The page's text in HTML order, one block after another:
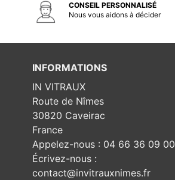
CONSEIL PERSONNALISÉ
Nous vous aidons à décider
INFORMATIONS
IN VITRAUX
Route de Nîmes
30820 Caveirac
France
Appelez-nous : 04 66 36 09 00
Écrivez-nous :
contact@invitrauxnimes.fr